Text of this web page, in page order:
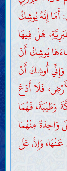
أَمَا إِنَّهُ يُوشِكُ
هَلْ فِيهَا
يُوشِكُ أَنْ
وَإِنِّي أُوشِكُ أَنْ
فَلَا أَدَعَ
وَطَيْبَةَ، فَهُمَا
وَاحِدَةً مِنْهُمَا
وَإِنَّ عَلَى